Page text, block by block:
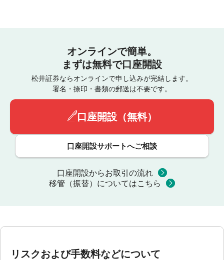
オンラインで簡単。
まずは無料で口座開設
松井証券ならオンラインで申し込みが完結します。
署名・捺印・書類の郵送は不要です。
口座開設（無料）
口座開設サポートへご相談
口座開設からお取引の流れ
移管（振替）についてはこちら
リスクおよび手数料などについて